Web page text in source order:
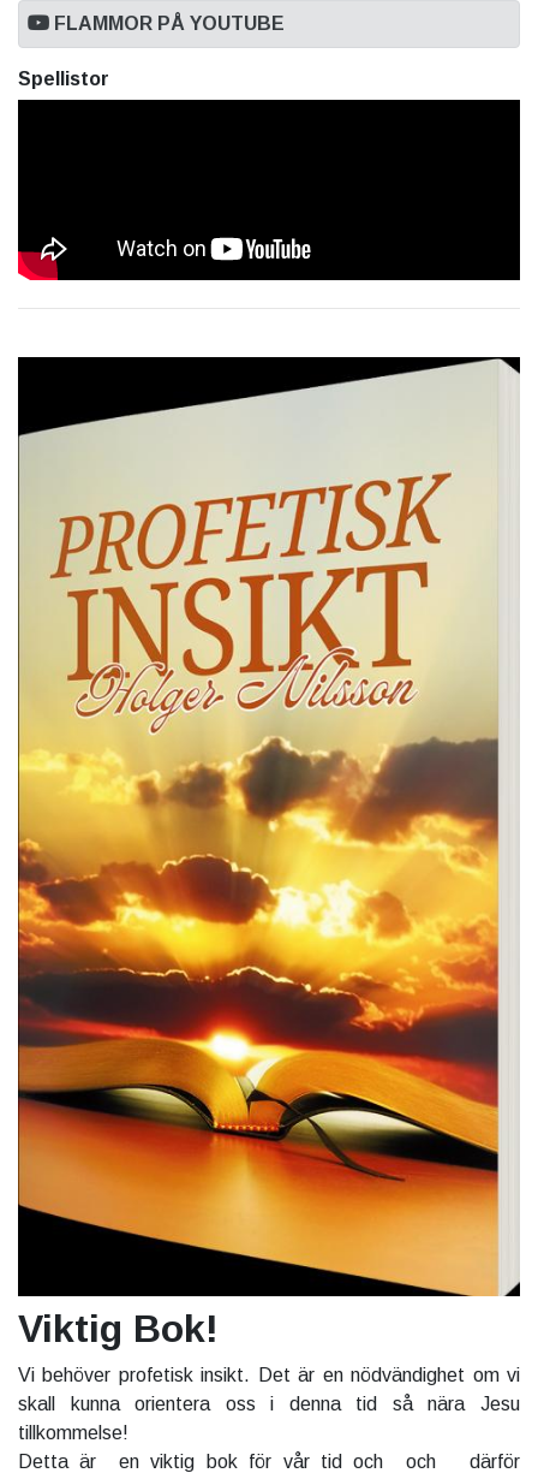
FLAMMOR PÅ YOUTUBE
Spellistor
Viktig Bok!
Vi behöver profetisk insikt. Det är en nödvändighet om vi
skall kunna orientera oss i denna tid så nära Jesu
tillkommelse!
Detta är en viktig bok för vår tid och och därför